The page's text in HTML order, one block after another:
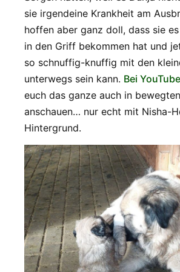
sie irgendeine Krankheit am
hoffen aber ganz doll, dass sie
in den Griff bekommen hat und
so schnuffig-knuffig mit den
unterwegs sein kann. Bei YouTube
euch das ganze auch in
anschauen… nur echt mit Nisha-
Hintergrund.